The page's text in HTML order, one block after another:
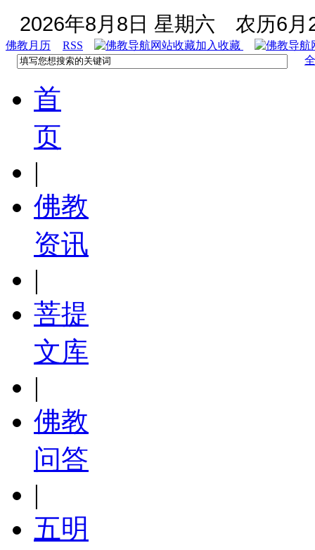
2026年8月8日 星期六 农历6月
佛教月历 RSS
加入收藏
首
页
|
佛教
资讯
|
菩提
文库
|
佛教
问答
|
五明